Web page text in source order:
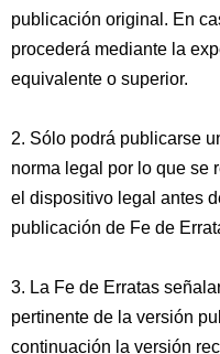
publicación original. En
procederá mediante la
equivalente o superior.
2. Sólo podrá publicarse
norma legal por lo que se
el dispositivo legal antes
publicación de Fe de
3. La Fe de Erratas
pertinente de la versión
continuación la versión